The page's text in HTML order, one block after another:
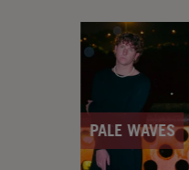
PALE WAVES